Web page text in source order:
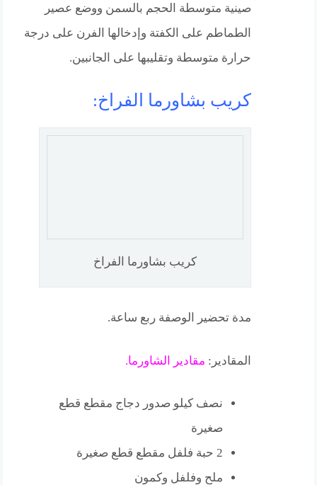
صينية متوسطة الحجم بالسمن ووضع عصير
الطماطم على الكفتة وإدخالها الفرن على درجة
حرارة متوسطة وتقليبها على الجانبين.
كريب بشاورما الفراخ:
كريب بشاورما الفراخ
مدة تحضير الوصفة ربع ساعة.
المقادير: مقادير الشاورما.
نصف كيلو صدور دجاج مقطع قطع
صغيرة
2 حبة فلفل مقطع قطع صغيرة
ملح وفلفل وكمون